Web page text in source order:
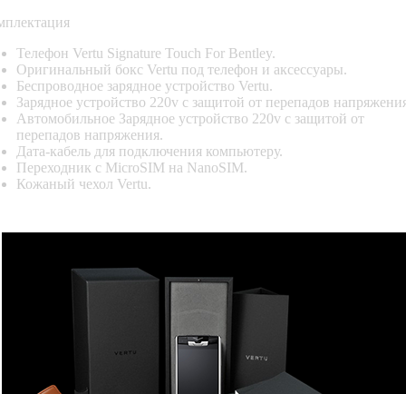
Телефон Vertu Signature Touch For Bentley.
Оригинальный бокс Vertu под телефон и аксессуары.
Беспроводное зарядное устройство Vertu.
Зарядное устройство 220v с защитой от перепадов
Автомобильное Зарядное устройство 220v с защитой от
перепадов напряжения.
Дата-кабель для подключения компьютеру.
Переходник с MicroSIM на NanoSIM.
Кожаный чехол Vertu.